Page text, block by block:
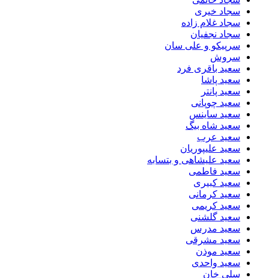
سجاد خیری
سجاد غلام زاده
سجاد نجفیان
سرپیکو و علی سان
سروش
سعید باقری فرد
سعید پاشا
سعید پانتر
سعید چوپانی
سعید ساینس
سعید شاه بیگ
سعید عرب
سعید علیپوریان
سعید علیشاهی و بتسابه
سعید فاطمی
سعید کبیری
سعید کرمانی
سعید کریمی
سعید گلشنی
سعید مدرس
سعید مشرقی
سعید موذن
سعید واحدی
سلی خان